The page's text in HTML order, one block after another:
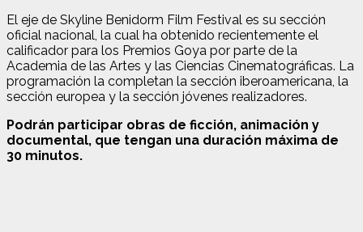
El eje de Skyline Benidorm Film Festival es su sección
oficial nacional, la cual ha obtenido recientemente el
calificador para los Premios Goya por parte de la
Academia de las Artes y las Ciencias Cinematográficas. La
programación la completan la sección iberoamericana, la
sección europea y la sección jóvenes realizadores.
Podrán participar obras de ficción, animación y
documental, que tengan una duración máxima de
30 minutos.